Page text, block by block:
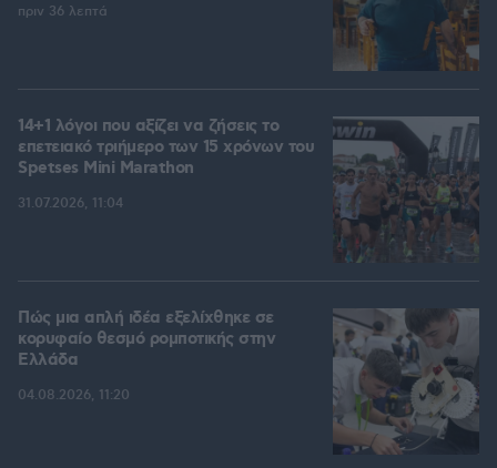
πριν 36 λεπτά
14+1 λόγοι που αξίζει να ζήσεις το
επετειακό τριήμερο των 15 χρόνων του
Spetses Mini Marathon
31.07.2026, 11:04
Πώς μια απλή ιδέα εξελίχθηκε σε
κορυφαίο θεσμό ρομποτικής στην
Ελλάδα
04.08.2026, 11:20